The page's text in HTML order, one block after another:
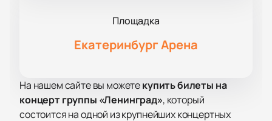
Площадка
Екатеринбург Арена
На нашем сайте вы можетекупить билеты на
концерт группы «Ленинград», который
состоится на одной из крупнейших концертных